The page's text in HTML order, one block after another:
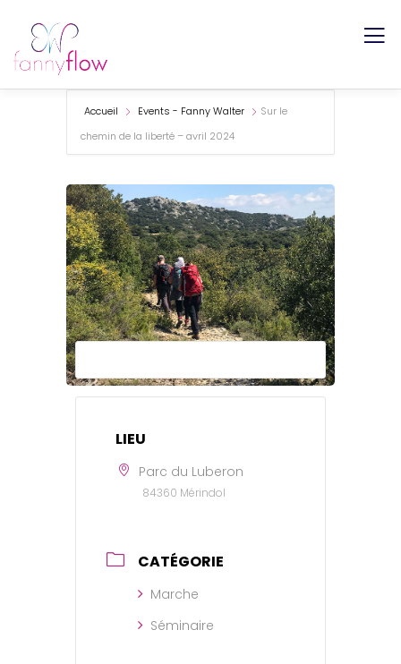
Accueil Events - Fanny Walter
Sur le
chemin de la liberté – avril 2024
LIEU
Parc du Luberon
84360 Mérindol
CATÉGORIE
Marche
Séminaire